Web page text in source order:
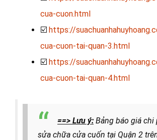
cua-cuon.html
☑️ https://
cua-cuon-tai-quan-3.html
☑️ https://
cua-cuon-tai-quan-4.html
==> Lưu ý: Bảng báo giá chi
sửa chữa cửa cuốn tại Quận 2